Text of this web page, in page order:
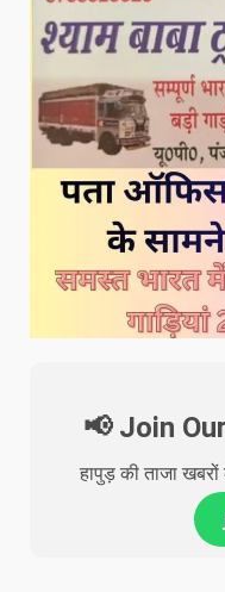
📢 Join
हापुड़ की ताजा